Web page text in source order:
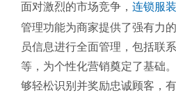
面对激烈的市场竞争， 连锁服
管理功能为商家提供了强有力
员信息进行全面管理，包括联
等，为个性化营销奠定了基础
够轻松识别并奖励忠诚顾客，